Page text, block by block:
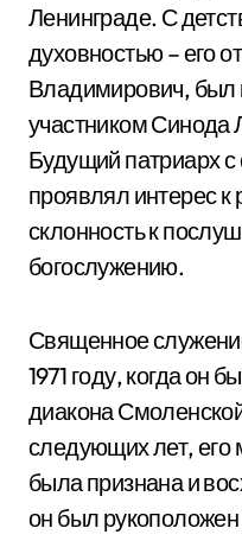
Ленинграде. С
духовностью – его
Владимирович, был
участником Синода
Будущий патриарх с
проявлял интерес к
склонность к
богослужению.
Священное
1971 году, когда он
диакона
следующих лет, его
была признана и
он был